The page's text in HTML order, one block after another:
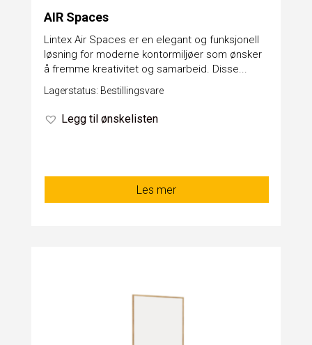
AIR Spaces
​Lintex Air Spaces er en elegant og funksjonell
løsning for moderne kontormiljøer som ønsker
å fremme kreativitet og samarbeid. Disse...
Lagerstatus: Bestillingsvare
Legg til ønskelisten
Les mer